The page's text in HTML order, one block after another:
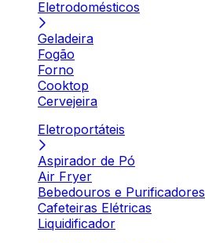
Eletrodomésticos
Geladeira
Fogão
Forno
Cooktop
Cervejeira
Eletroportáteis
Aspirador de Pó
Air Fryer
Bebedouros e Purificadores
Cafeteiras Elétricas
Liquidificador